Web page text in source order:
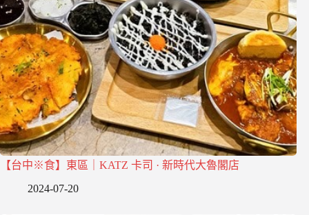
【台中※食】東區｜KATZ 卡司 · 新時代大魯閣店
2024-07-20